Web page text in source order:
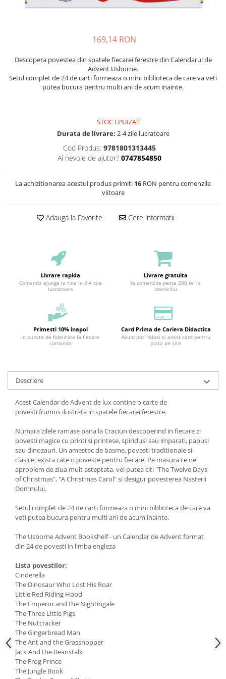
169,14 RON
Descopera povestea din spatele fiecarei ferestre din Calendarul de
Advent Usborne.
Setul complet de 24 de carti formeaza o mini biblioteca de care va veti
putea bucura pentru multi ani de acum inainte.
STOC EPUIZAT
Durata de livrare: 2-4 zile lucratoare
Cod Produs: 9781801313445
Ai nevoie de ajutor? 0747854850
La achizitionarea acestui produs primiti 16 RON pentru comenzile
viitoare
Adauga la Favorite Cere informatii
Livrare rapida
Comanda ajunge la tine in 2-4 zile
lucratoare
Livrare gratuita
la comenzile peste 200 lei la
domiciliu
Primesti 10% inapoi
in puncte de fidelitate la fiecare
comanda
Card Prima de Cariera Didactica
Acum poti folosi si acest card pentru
plata pe site
Descriere
Acest Calendar de Advent de lux contine o carte de
povesti frumos ilustrata in spatele fiecarei ferestre.
Numara zilele ramase pana la Craciun descoperind in fiecare zi
povesti magice cu printi si printese, spiridusi sau imparati, papusi
sau dinozauri. Un amestec de basme, povesti traditionale si
clasice, exista cate o poveste pentru fiecare. Pe masura ce ne
apropiem de ziua mult asteptata, vei putea citi "The Twelve Days
of Christmas", "A Christmas Carol" si desigur povesterea Nasterii
Domnului.
Setul complet de 24 de carti formeaza o mini biblioteca de care va
veti putea bucura pentru multi ani de acum inainte.
The Usborne Advent Bookshelf - un Calendar de Advent format
din 24 de povesti in limba engleza
Lista povestilor:
Cinderella
The Dinosaur Who Lost His Roar
Little Red Riding Hood
The Emperor and the Nightingale
The Three Little Pigs
The Nutcracker
The Gingerbread Man
The Ant and the Grasshopper
Jack And the Beanstalk
The Frog Prince
The Jungle Book